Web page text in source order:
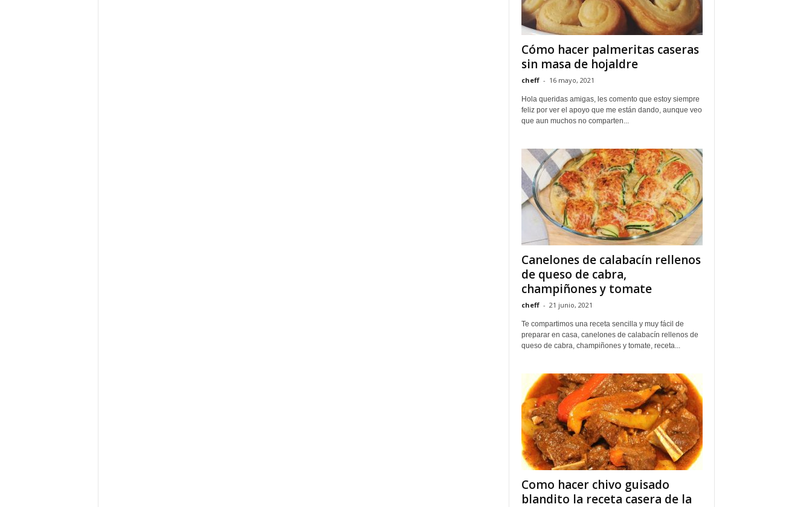
Cómo hacer palmeritas caseras
sin masa de hojaldre
cheff - 16 mayo, 2021
Hola queridas amigas, les comento que estoy siempre
feliz por ver el apoyo que me están dando, aunque veo
que aun muchos no comparten...
Canelones de calabacín rellenos
de queso de cabra,
champiñones y tomate
cheff - 21 junio, 2021
Te compartimos una receta sencilla y muy fácil de
preparar en casa, canelones de calabacín rellenos de
queso de cabra, champiñones y tomate, receta...
Como hacer chivo guisado
blandito la receta casera de la